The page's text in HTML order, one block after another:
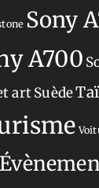
Sony
A700
artSuède